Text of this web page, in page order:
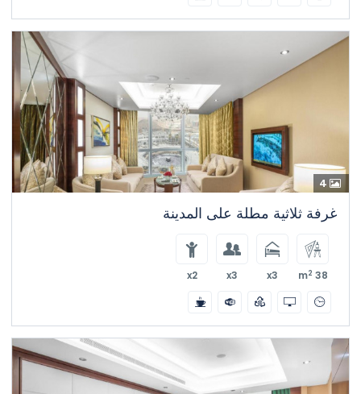
4
غرفة ثلاثية مطلة على المدينة
38 m
2
x3
x3
x2